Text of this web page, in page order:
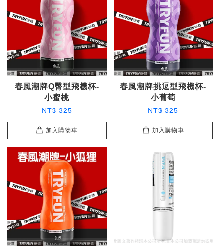
春風潮牌Q臀型飛機杯-
小蜜桃
NT$ 325
加入購物車
春風潮牌挑逗型飛機杯-
小葡萄
NT$ 325
加入購物車